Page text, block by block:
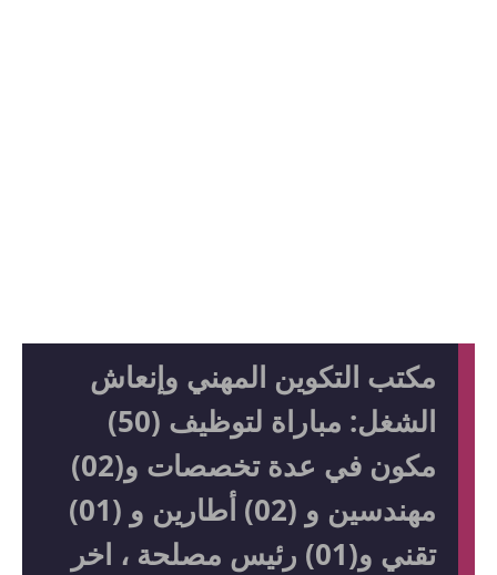
مكتب التكوين المهني وإنعاش
الشغل: مباراة لتوظيف (50)
مكون في عدة تخصصات و(02)
مهندسين و (02) أطارين و (01)
تقني و(01) رئيس مصلحة ، اخر